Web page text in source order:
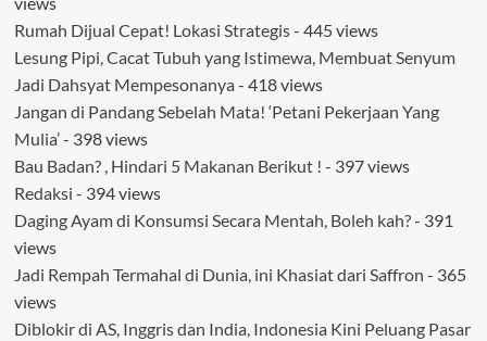
Rumah Dijual Cepat! Lokasi Strategis- 445 views
Lesung Pipi, Cacat Tubuh yang Istimewa, Membuat Senyum
Jadi Dahsyat Mempesonanya - 418 views
Jangan di Pandang Sebelah Mata! ‘Petani Pekerjaan Yang
Mulia’- 398 views
Bau Badan? , Hindari 5 Makanan Berikut ! - 397 views
Redaksi - 394 views
Daging Ayam di Konsumsi Secara Mentah, Boleh kah?- 391
views
Jadi Rempah Termahal di Dunia, ini Khasiat dari Saffron - 365
views
Diblokir di AS, Inggris dan India, Indonesia Kini Peluang Pasar